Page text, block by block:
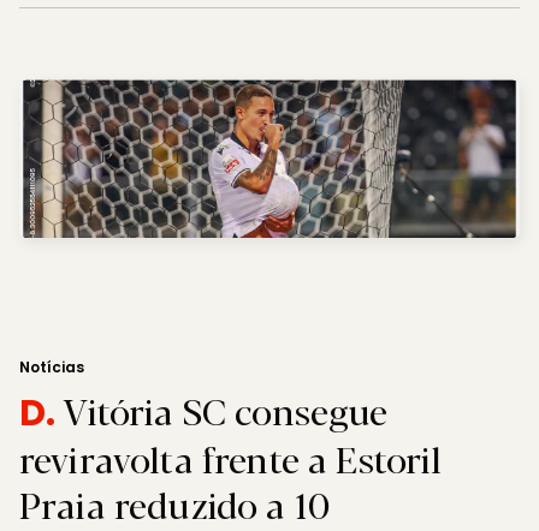
Notícias
D.Vitória SC consegue
reviravolta frente a Estoril
Praia reduzido a 10